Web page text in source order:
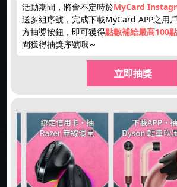
活動期間，將會不定時於MyCard
送多組序號，完成下載MyCard APP之用
方抽獎按鈕，即可獲得點數補給最高100點
間獲得抽獎序號哦～
立即抽獎